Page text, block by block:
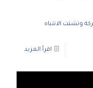
وتشتت الانتباه
اقرأ المزيد